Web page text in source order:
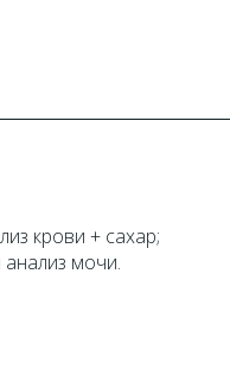
крови + сахар;
мочи.